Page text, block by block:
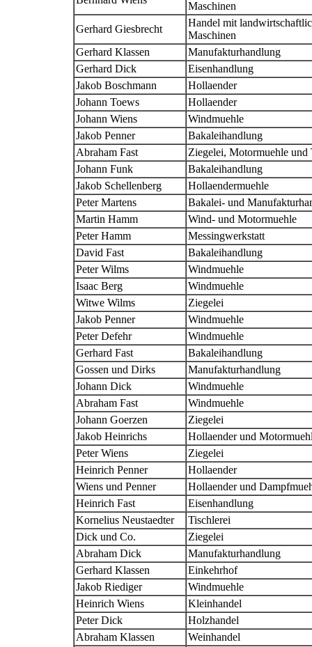
Maschinen
Gerhard Giesbrecht
Handel mit
Maschinen
Gerhard Klassen
Manufakturhandlung
Gerhard Dick
Eisenhandlung
Jakob Boschmann
Hollaender
Johann Toews
Hollaender
Johann Wiens
Windmuehle
Jakob Penner
Bakaleihandlung
Abraham Fast
Ziegelei, Motormuehle und
Johann Funk
Bakaleihandlung
Jakob Schellenberg
Hollaendermuehle
Peter Martens
Bakalei- und
Martin Hamm
Wind- und Motormuehle
Peter Hamm
Messingwerkstatt
David Fast
Bakaleihandlung
Peter Wilms
Windmuehle
Isaac Berg
Windmuehle
Witwe Wilms
Ziegelei
Jakob Penner
Windmuehle
Peter Defehr
Windmuehle
Gerhard Fast
Bakaleihandlung
Gossen und Dirks
Manufakturhandlung
Johann Dick
Windmuehle
Abraham Fast
Windmuehle
Johann Goerzen
Ziegelei
Jakob Heinrichs
Hollaender und
Peter Wiens
Ziegelei
Heinrich Penner
Hollaender
Wiens und Penner
Hollaender und
Heinrich Fast
Eisenhandlung
Kornelius Neustaedter
Tischlerei
Dick und Co.
Ziegelei
Abraham Dick
Manufakturhandlung
Gerhard Klassen
Einkehrhof
Jakob Riediger
Windmuehle
Heinrich Wiens
Kleinhandel
Peter Dick
Holzhandel
Abraham Klassen
Weinhandel